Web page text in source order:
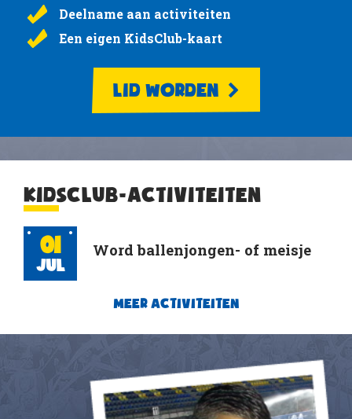
Deelname aan activiteiten
Een eigen KidsClub-kaart
LID WORDEN
KIDSCLUB-ACTIVITEITEN
01
Jul
Word ballenjongen- of meisje
MEER ACTIVITEITEN